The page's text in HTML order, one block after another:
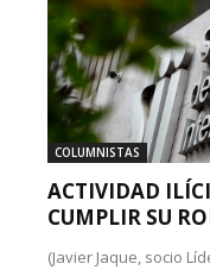
COLUMNISTAS
ACTIVIDAD
CUMPLIR SU
(Javier Jaque, socio